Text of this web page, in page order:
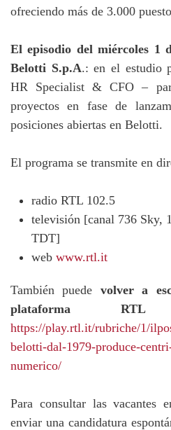
ofreciendo más de 3.000
El episodio del miércoles 1
Belotti S.p.A.: en el estudio
HR Specialist & CFO –
proyectos en fase de
posiciones abiertas en Belotti.
El programa se transmite en
radio RTL 102.5
televisión [canal 736 Sky,
TDT]
web www.rtl.it
También puede volver a
plataforma
https://play.rtl.it/rubriche/1/
belotti-dal-1979-produce-
numerico/
Para consultar las vacantes
enviar una candidatura